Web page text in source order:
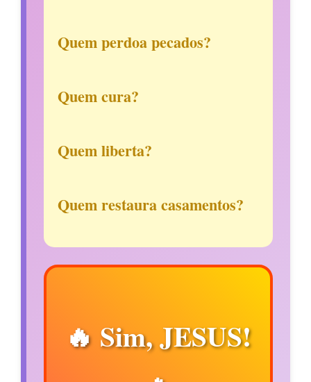
Quem perdoa pecados?
Quem cura?
Quem liberta?
Quem restaura casamentos?
🔥 Sim, JESUS!